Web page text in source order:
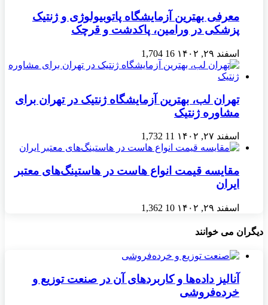
معرفی بهترین آزمایشگاه پاتوبیولوژی و ژنتیک
پزشکی در ورامین، پاکدشت و قرچک
اسفند ۲۹, ۱۴۰۲ 16
1,704
تهران لب، بهترین آزمایشگاه ژنتیک در تهران برای
مشاوره ژنتیک
اسفند ۲۷, ۱۴۰۲ 11
1,732
مقایسه قیمت انواع هاست در هاستینگ‌های معتبر
ایران
اسفند ۲۹, ۱۴۰۲ 10
1,362
دیگران می خوانند
آنالیز داده‌ها و کاربردهای آن در صنعت توزیع و
خرده‌فروشی